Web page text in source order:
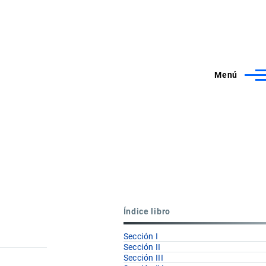
Menú
Índice libro
Sección I
Sección II
Sección III